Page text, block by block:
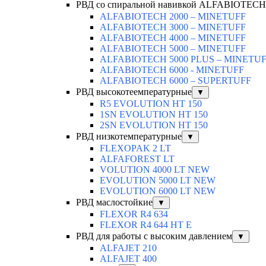
РВД со спиральной навивкой ALFABIOTECH
ALFABIOTECH 2000 – MINETUFF
ALFABIOTECH 3000 – MINETUFF
ALFABIOTECH 4000 – MINETUFF
ALFABIOTECH 5000 – MINETUFF
ALFABIOTECH 5000 PLUS –
ALFABIOTECH 6000 - MINETUFF
ALFABIOTECH 6000 – SUPERTUFF
РВД высокотеемпературные
▼
R5 EVOLUTION HT 150
1SN EVOLUTION HT 150
2SN EVOLUTION HT 150
РВД низкотемпературные
▼
FLEXOPAK 2 LT
ALFAFOREST LT
VOLUTION 4000 LT NEW
EVOLUTION 5000 LT NEW
EVOLUTION 6000 LT NEW
РВД маслостойкие
▼
FLEXOR R4 634
FLEXOR R4 644 HT E
РВД для работы с высоким давлением
▼
ALFAJET 210
ALFAJET 400